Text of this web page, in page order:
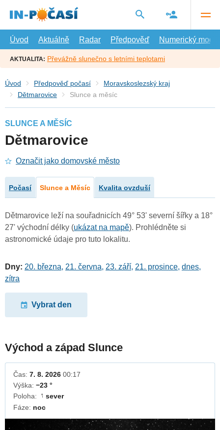
hlavní
Úvod
Aktuálně Radar Předpověď Numerický model
AKTUALITA: Převážně slunečno s letními teplotami
Úvod Předpověď počasí
Moravskoslezský kraj
Dětmarovice
Slunce a měsíc
SLUNCE A MĚSÍC
Dětmarovice
Označit jako domovské město
Počasí Slunce a Měsíc Kvalita ovzduší
Dětmarovice leží na souřadnicích 49° 53' severní šířky a 18°
27' východní délky (ukázat na mapě). Prohlédněte si
astronomické údaje pro tuto lokalitu.
Dny: 20. března, 21. června, 23. září, 21. prosince, dnes,
zítra
Vybrat den
Východ a západ Slunce
Čas: 7. 8. 2026 00:17
Výška: −23 °
Poloha:
↓ sever
Fáze: noc